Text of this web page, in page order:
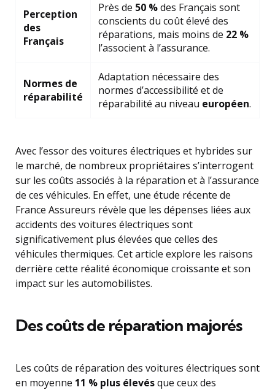
Perception
des
Français
Près de 50 %des Français sont
conscients du coût élevé des
réparations, mais moins de 22 %
l’associent à l’assurance.
Normes de
réparabilité
Adaptation nécessaire des
normes d’accessibilité et de
réparabilité au niveau européen.
Avec l’essor des voitures électriques et hybrides sur
le marché, de nombreux propriétaires s’interrogent
sur les coûts associés à la réparation et à l’assurance
de ces véhicules. En effet, une étude récente de
France Assureurs révèle que les dépenses liées aux
accidents des voitures électriques sont
significativement plus élevées que celles des
véhicules thermiques. Cet article explore les raisons
derrière cette réalité économique croissante et son
impact sur les automobilistes.
Des coûts de réparation majorés
Les coûts de réparation des voitures électriques sont
en moyenne 11 % plus élevésque ceux des